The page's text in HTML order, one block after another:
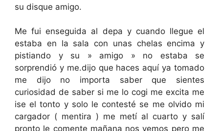
su disque amigo.
Me fui enseguida al depa y cuando llegue el
estaba en la sala con unas chelas encima y
pistiando y su » amigo » no estaba se
sorprendió y me.dijo que haces aquí ya tomado
me dijo no importa saber que sientes
curiosidad de saber si me lo cogi me excita me
ise el tonto y solo le contesté se me olvido mi
cargador ( mentira ) me metí al cuarto y salí
pronto le comente mañana nos vemos pero me